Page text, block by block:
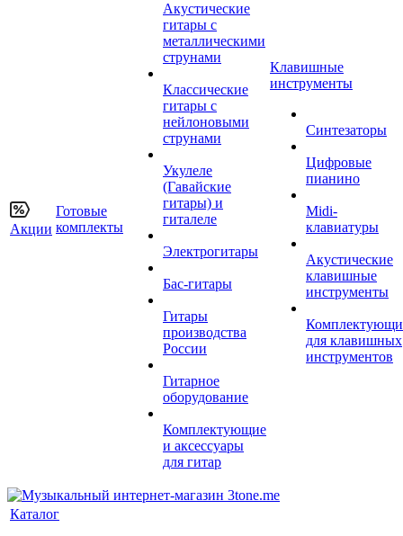
Акции
Готовые
комплекты
Акустические
гитары с
металлическими
струнами
Классические
гитары с
нейлоновыми
струнами
Укулеле
(Гавайские
гитары) и
гиталеле
Электрогитары
Бас-гитары
Гитары
производства
России
Гитарное
оборудование
Комплектующие
и аксессуары
для гитар
Клавишные
инструменты
Синтезаторы
Цифровые
пианино
Midi-
клавиатуры
Акустические
клавишные
инструменты
для клавишных
инструментов
Каталог